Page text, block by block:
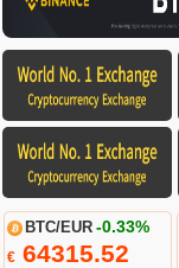
BTC/EUR -0.33%
€64315.52